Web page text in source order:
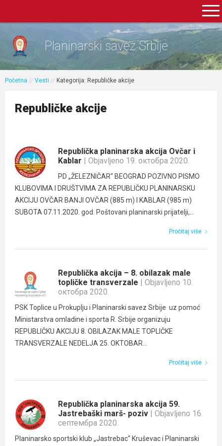
Planinarski savez Srbije
Početna // Vesti // Kategorija: Republičke akcije
Republičke akcije
Republička planinarska akcija Ovčar i
Kablar | Objavljeno 19. октобра 2020.
PD „ŽELEZNIČAR“ BEOGRAD POZIVNO PISMO
KLUBOVIMA I DRUŠTVIMA ZA REPUBLIČKU PLANINARSKU
AKCIJU OVČAR BANJI OVČAR (885 m) I KABLAR (985 m)
SUBOTA 07.11.2020. god. Poštovani planinarski prijatelji,...
Pročitaj više
Republička akcija – 8. obilazak male
topličke transverzale | Objavljeno 10.
октобра 2020.
PSK Toplice u Prokuplju i Planinarski savez Srbije uz pomoć
Ministarstva omladine i sporta R. Srbije organizuju
REPUBLIČKU AKCIJU 8. OBILAZAK MALE TOPLIČKE
TRANSVERZALE NEDELJA 25. OKTOBAR...
Pročitaj više
Republička planinarska akcija 59.
Jastrebaški marš- poziv | Objavljeno 16.
септембра 2020.
Planinarsko sportski klub „Jastrebac“ Kruševac i Planinarski